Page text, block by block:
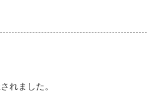
れました。